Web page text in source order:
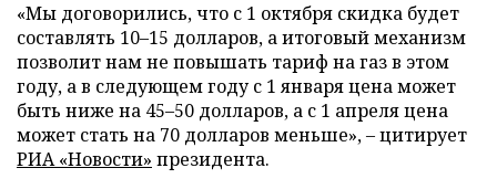
«Мы договорились, что с 1 октября скидка будет
составлять 10–15 долларов, а итоговый механизм
позволит нам не повышать тариф на газ в этом
году, а в следующем году с 1 января цена может
быть ниже на 45–50 долларов, а с 1 апреля цена
может стать на 70 долларов меньше», – цитирует
РИА «Новости» президента.